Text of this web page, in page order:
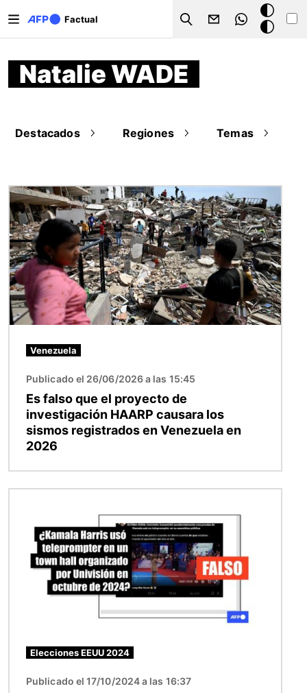
Factual
Search
Modo
oscuro
Natalie WADE
Destacados Regiones Temas
Imagen
Venezuela
Publicado el 26/06/2026 a las 15:45
Es falso que el proyecto de
investigación HAARP causara los
sismos registrados en Venezuela en
2026
Elecciones EEUU 2024
Publicado el 17/10/2024 a las 16:37